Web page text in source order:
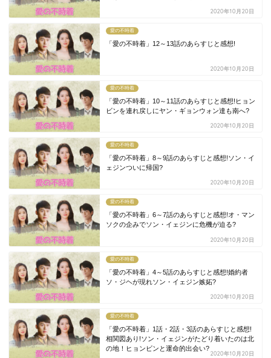
2020年10月20日
愛の不時着
「愛の不時着」12～13話のあらすじと感想!
2020年10月20日
愛の不時着
「愛の不時着」10～11話のあらすじと感想!ヒョン
ビンを連れ戻しにヤン・ギョンウォン達も南へ?
2020年10月20日
愛の不時着
「愛の不時着」8～9話のあらすじと感想!ソン・イ
ェジンついに帰国?
2020年10月20日
愛の不時着
「愛の不時着」6～7話のあらすじと感想!オ・マン
ソクの企みでソン・イェジンに危機が迫る?
2020年10月20日
愛の不時着
「愛の不時着」4～5話のあらすじと感想!婚約者
ソ・ジヘが現れソン・イェジン嫉妬?
2020年10月20日
愛の不時着
「愛の不時着」1話・2話・3話のあらすじと感想!
相関図あり!ソン・イェジンがたどり着いたのは北
の地！ヒョンビンと運命的出会い?
2020年10月20日